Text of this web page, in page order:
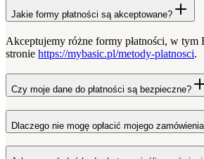
Jakie formy płatności są akceptowane?
Akceptujemy różne formy płatności, w tym
stronie https://mybasic.pl/metody-platnosci.
Czy moje dane do płatności są bezpieczne?
Dlaczego nie mogę opłacić mojego